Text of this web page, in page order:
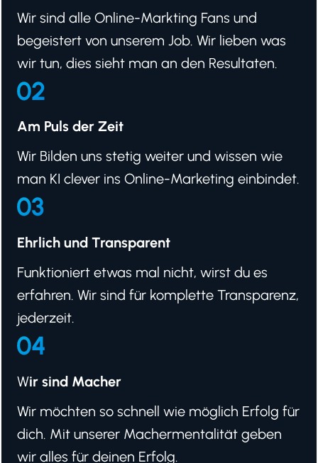
Wir sind alle Online-Markting Fans und
begeistert von unserem Job. Wir lieben was
wir tun, dies sieht man an den Resultaten.
Am Puls der Zeit
Wir Bilden uns stetig weiter und wissen wie
man KI clever ins Online-Marketing einbindet.
Ehrlich und Transparent
Funktioniert etwas mal nicht, wirst du es
erfahren. Wir sind für komplette Transparenz,
jederzeit.
Wir sind Macher
Wir möchten so schnell wie möglich Erfolg für
dich. Mit unserer Machermentalität geben
wir alles für deinen Erfolg.